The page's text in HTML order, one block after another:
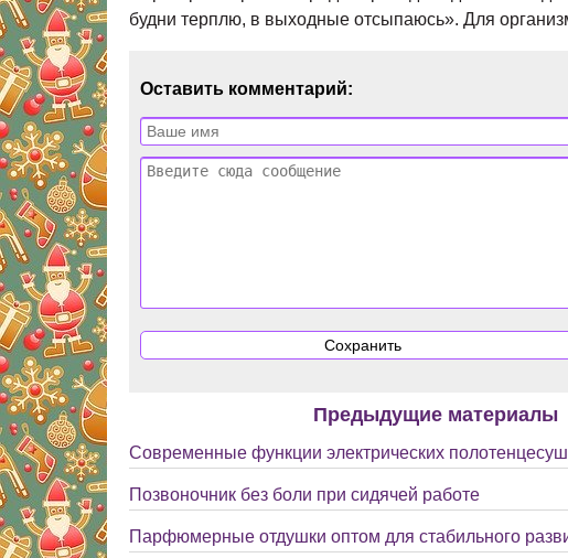
будни терплю, в выходные отсыпаюсь». Для
Оставить комментарий:
Предыдущие материалы
Современные функции электрических
Позвоночник без боли при сидячей работе
Парфюмерные отдушки оптом для стабильного